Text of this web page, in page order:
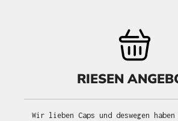
RIESEN
Wir lieben Caps und deswegen